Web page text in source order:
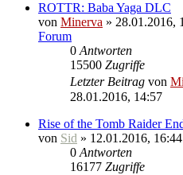
ROTTR: Baba Yaga DLC
von Minerva » 28.01.2016,
Forum
0 Antworten
15500 Zugriffe
Letzter Beitrag von
28.01.2016, 14:57
Rise of the Tomb Raider
von Sid » 12.01.2016,
0 Antworten
16177 Zugriffe